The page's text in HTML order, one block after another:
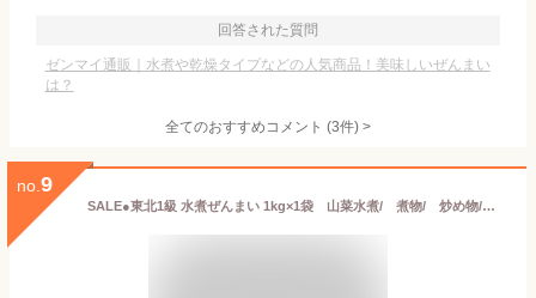
回答された質問
ゼンマイ通販｜水煮や乾燥タイプなどの人気商品！美味しいぜんまい
は？
全てのおすすめコメント (3件) >
no. 9
SALE●東北1級 水煮ぜんまい 1kg×1袋 山菜水煮/ 煮物/ 炒め物/ 和え物/ ナムル/ ビビンバ/ 和食/ 韓国料理/ 焼肉屋